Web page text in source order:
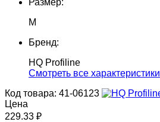
Размер:
M
Бренд:
HQ Profiline
Cмотреть все характеристики
Код товара: 41-06123
Цена
229.33 ₽